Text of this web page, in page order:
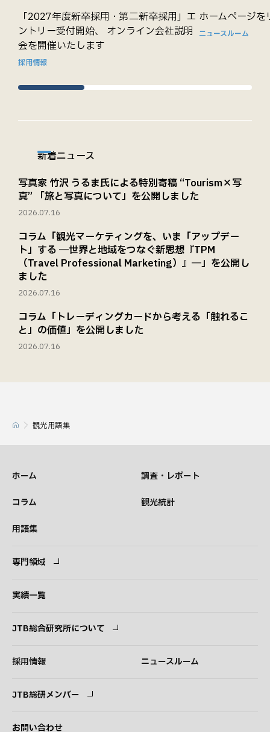
「2027年度新卒採用・第二新卒採用」エ
ントリー受付開始、 オンライン会社説明
会を開催いたします
採用情報
ホームページ
ニュースルーム
新着ニュース
写真家 竹沢 うるま氏による特別寄稿 “Tourism×写
真” 「旅と写真について」を公開しました
2026.07.16
コラム「観光マーケティングを、いま「アップデー
ト」する ―世界と地域をつなぐ新思想『TPM
（Travel Professional Marketing）』―」を公開し
ました
2026.07.16
コラム「トレーディングカードから考える「触れるこ
と」の価値」を公開しました
2026.07.16
観光用語集
ホーム 調査・レポート
コラム 観光統計
用語集
専門領域
実績一覧
JTB総合研究所について
採用情報 ニュースルーム
JTB総研メンバー
お問い合わせ